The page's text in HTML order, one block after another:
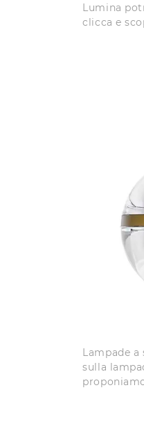
Lumina
clicca e
Lampade
sulla